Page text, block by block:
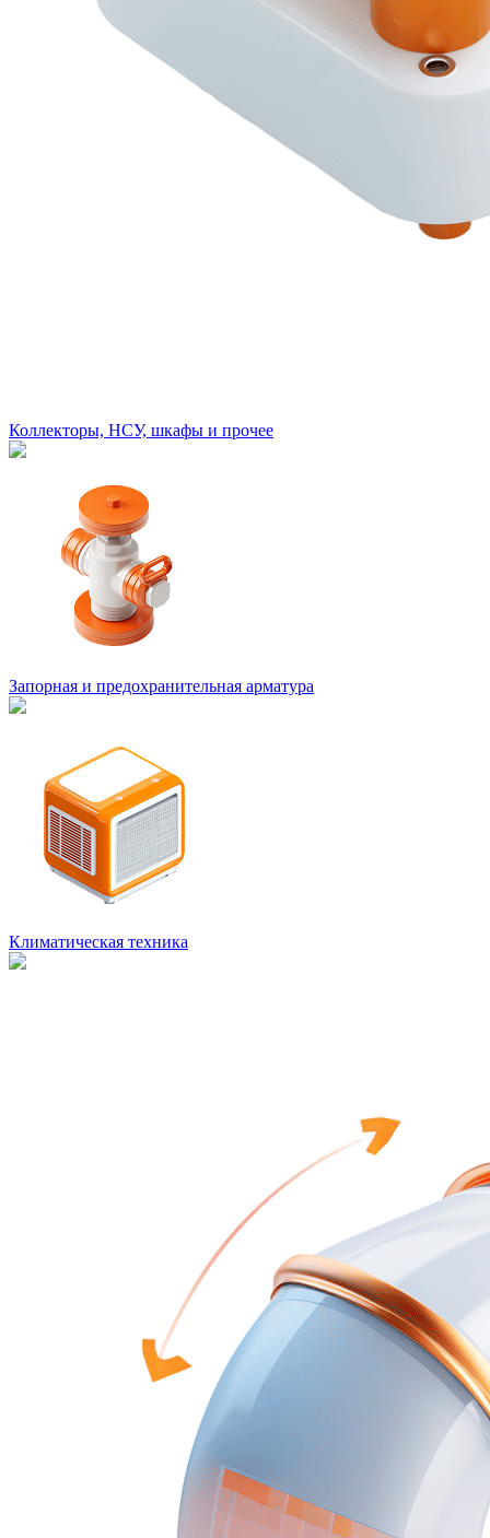
Коллекторы, НСУ, шкафы и прочее
Запорная и предохранительная арматура
Климатическая техника